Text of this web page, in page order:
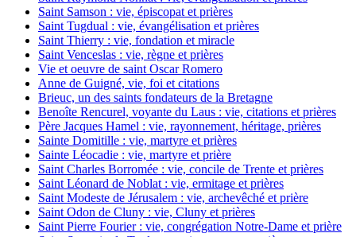
Saint Samson : vie, épiscopat et prières
Saint Tugdual : vie, évangélisation et prières
Saint Thierry : vie, fondation et miracle
Saint Venceslas : vie, règne et prières
Vie et oeuvre de saint Oscar Romero
Anne de Guigné, vie, foi et citations
Brieuc, un des saints fondateurs de la Bretagne
Benoîte Rencurel, voyante du Laus : vie, citations et prières
Père Jacques Hamel : vie, rayonnement, héritage, prières
Sainte Domitille : vie, martyre et prières
Sainte Léocadie : vie, martyre et prière
Saint Charles Borromée : vie, concile de Trente et prières
Saint Léonard de Noblat : vie, ermitage et prières
Saint Modeste de Jérusalem : vie, archevêché et prière
Saint Odon de Cluny : vie, Cluny et prières
Saint Pierre Fourier : vie, congrégation Notre-Dame et prière